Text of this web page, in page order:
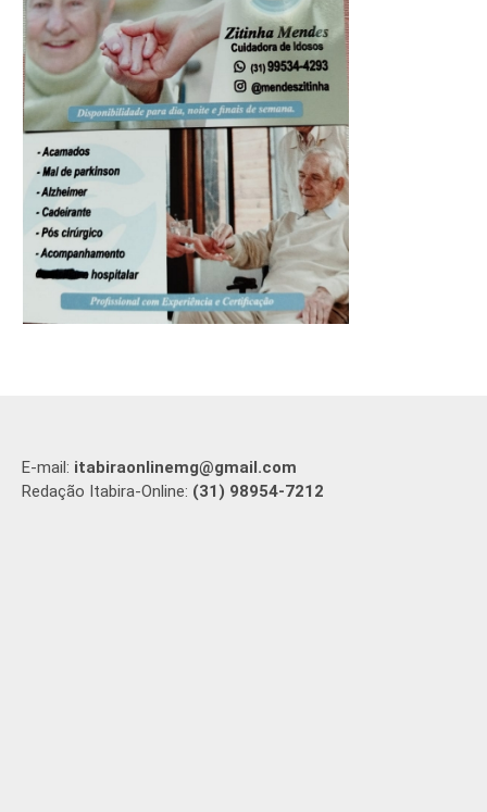
E-mail: itabiraonlinemg@gmail.com
Redação Itabira-Online: (31) 98954-7212